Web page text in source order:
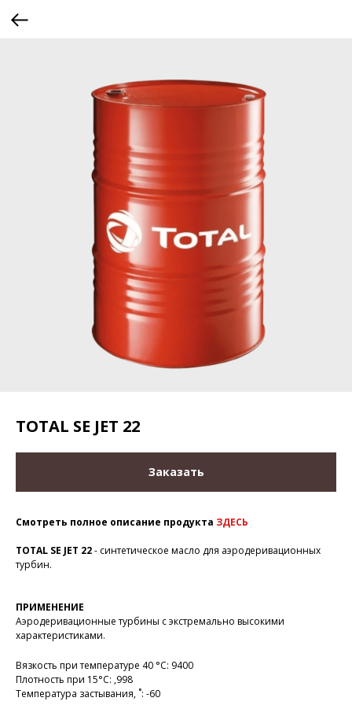
TOTAL SE JET 22
Заказать
Смотреть полное описание продукта ЗДЕСЬ
TOTAL SE JET 22- синтетическое масло для аэродеривационных
турбин.
ПРИМЕНЕНИЕ
Аэродеривационные турбины с экстремально высокими
характеристиками.
Вязкость при температуре 40 °С: 9400
Плотность при 15°C: ,998
Температура застывания, ˚: -60